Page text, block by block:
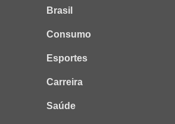
Brasil
Consumo
Esportes
Carreira
Saúde